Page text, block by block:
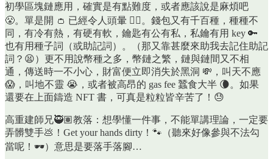
初學區塊鏈應用，確實是有點難度，或者應該說是麻煩吧
😤。單是開 👛 已經令人頭暈 😵‍💫。錢包又有千百種，種種不
同，有冷有熱，有硬有軟，鑰匙有公有私，私鑰有用 key 🔑
也有用種子詞（或助記詞）。（那又靠甚麼來助我去記住助記
詞？😫）更不用說幣種之多，幣鏈之繁，鏈與鏈間又不相
通，傳送時一不小心，財富便立即消失於黑洞 💸，叫天不應
😱，叫地不靈 😭，或者被高昂的 gas fee 蠶食大半 🌘。如果
還要在上面鑄造 NFT 書，可真是粒粒皆辛苦了！😓
高重建師兄🥷🏽教落：想學懂一件事，不能單講理論，一定要
弄髒雙手💩！Get your hands dirty！🐾（聽來好像參與不法勾
當呢！🕶️）意思是要落手落腳…